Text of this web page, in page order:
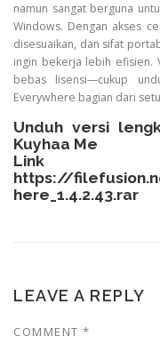
namun sangat berguna
Windows. Dengan akses
disesuaikan, dan sifat
ingin bekerja lebih efisien.
bebas lisensi—cukup
Everywhere bagian dari
Unduh versi
Kuyhaa Me
Link
https://
here_1.4.2.43.rar
LEAVE A REPLY
COMMENT *